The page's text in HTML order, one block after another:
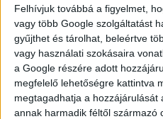
Felhívjuk továbbá a figyelmet,
vagy több Google szolgáltatást
gyűjthet és tárolhat, beleértve
vagy használati szokásaira
a Google részére adott
megfelelő lehetőségre kattintva
megtagadhatja a hozzájárulását
annak harmadik féltől származó
gross 2.022-5.482,-
JELENTKEZÉS